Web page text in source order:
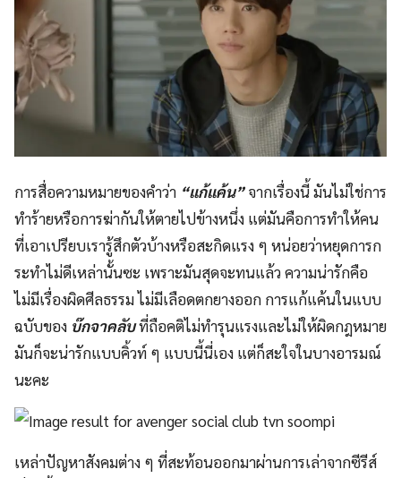
การสื่อความหมายของคำว่า “แก้แค้น”จากเรื่องนี้ มันไม่ใช่การ
ทำร้ายหรือการฆ่ากันให้ตายไปข้างหนึ่ง แต่มันคือการทำให้คน
ที่เอาเปรียบเรารู้สึกตัวบ้างหรือสะกิดแรง ๆ หน่อยว่าหยุดการก
ระทำไม่ดีเหล่านั้นซะ เพราะมันสุดจะทนแล้ว ความน่ารักคือ
ไม่มีเรื่องผิดศีลธรรม ไม่มีเลือดตกยางออก การแก้แค้นในแบบ
ฉบับของ บ๊กจาคลับที่ถือคติไม่ทำรุนแรงและไม่ให้ผิดกฎหมาย
มันก็จะน่ารักแบบคิ้วท์ ๆ แบบนี้นี่เอง แต่ก็สะใจในบางอารมณ์
นะคะ
เหล่าปัญหาสังคมต่าง ๆ ที่สะท้อนออกมาผ่านการเล่าจากซีรีส์